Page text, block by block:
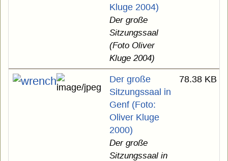
Kluge 2004)
Der große
Sitzungssaal
(Foto Oliver
Kluge 2004)
Der große
Sitzungssaal in
Genf (Foto:
Oliver Kluge
2000)
Der große
Sitzungssaal in
78.38 KB